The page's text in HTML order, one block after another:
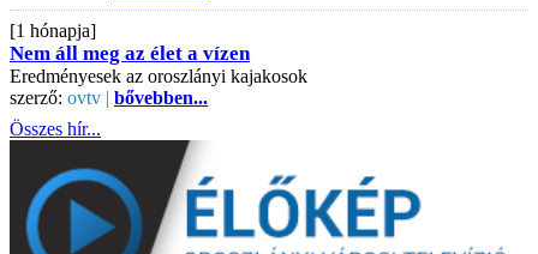
[1 hónapja]
Nem áll meg az élet a vízen
Eredményesek az oroszlányi kajakosok
szerző: ovtv | bővebben...
Összes hír...